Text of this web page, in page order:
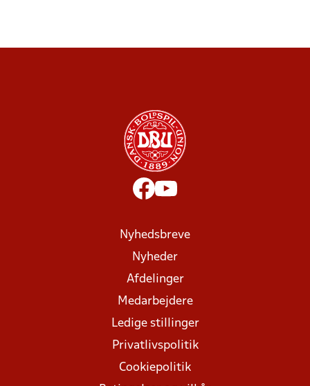
Nyhedsbreve
Nyheder
Afdelinger
Medarbejdere
Ledige stillinger
Privatlivspolitik
Cookiepolitik